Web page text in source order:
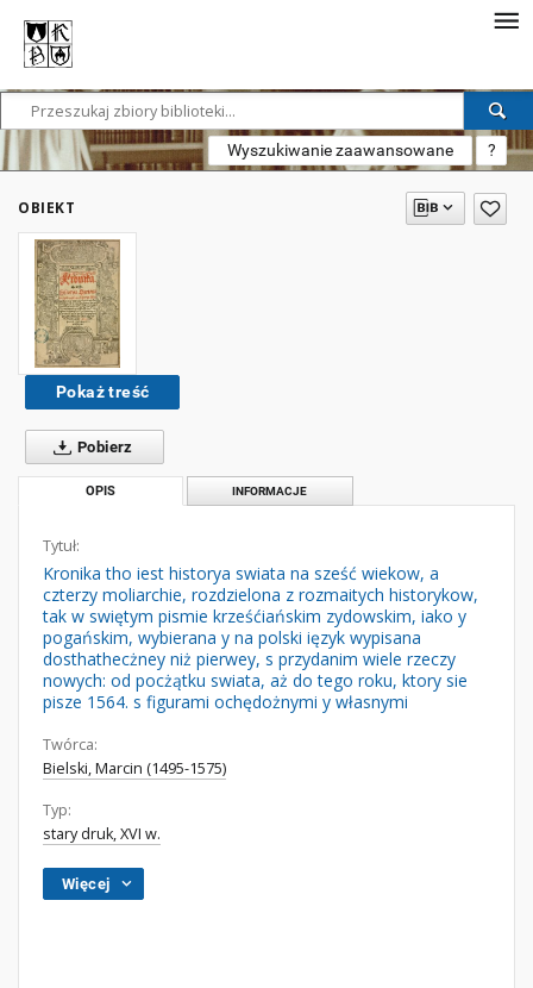
Wyszukiwanie zaawansowane ?
OBIEKT
Pokaż treść
Pobierz
OPIS INFORMACJE
Tytuł:
Kronika tho iest historya swiata na sześć wiekow, a
czterzy moliarchie, rozdzielona z rozmaitych historykow,
tak w swiętym pismie krześćiańskim zydowskim, iako y
pogańskim, wybierana y na polski ięzyk wypisana
dosthathecżney niż pierwey, s przydanim wiele rzeczy
nowych: od pocżątku swiata, aż do tego roku, ktory sie
pisze 1564. s figurami ochędożnymi y własnymi
Twórca:
Bielski, Marcin (1495-1575)
Typ:
stary druk, XVI w.
Więcej